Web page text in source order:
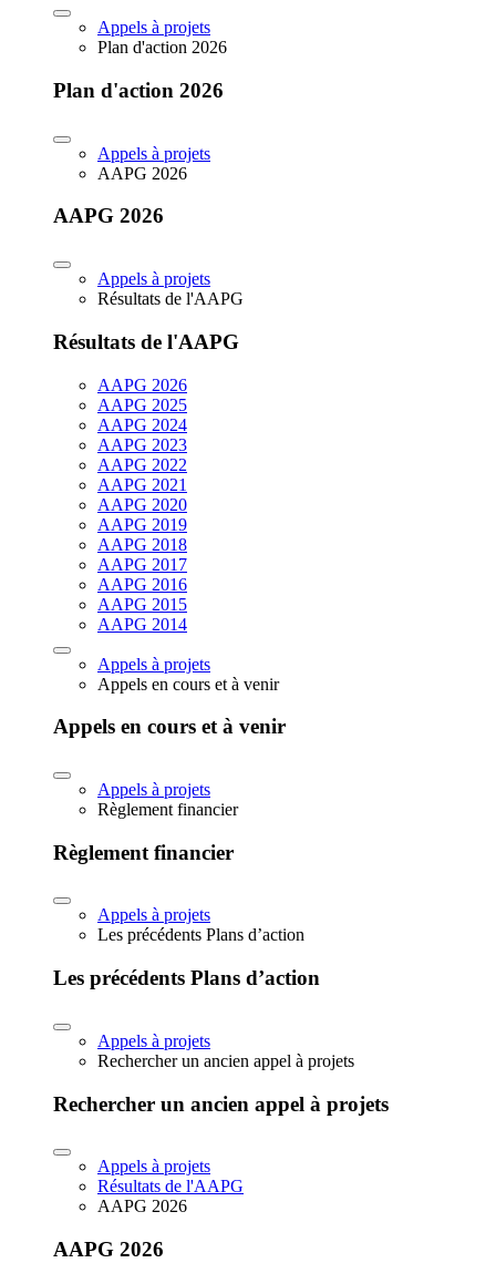
Appels à projets
Plan d'action 2026
Plan d'action 2026
Appels à projets
AAPG 2026
AAPG 2026
Appels à projets
Résultats de l'AAPG
Résultats de l'AAPG
AAPG 2026
AAPG 2025
AAPG 2024
AAPG 2023
AAPG 2022
AAPG 2021
AAPG 2020
AAPG 2019
AAPG 2018
AAPG 2017
AAPG 2016
AAPG 2015
AAPG 2014
Appels à projets
Appels en cours et à venir
Appels en cours et à venir
Appels à projets
Règlement financier
Règlement financier
Appels à projets
Les précédents Plans d’action
Les précédents Plans d’action
Appels à projets
Rechercher un ancien appel à projets
Rechercher un ancien appel à projets
Appels à projets
Résultats de l'AAPG
AAPG 2026
AAPG 2026